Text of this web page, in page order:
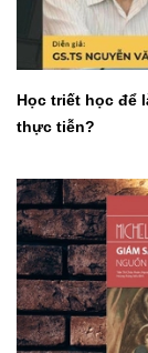
Học triết học để
thực tiễn?